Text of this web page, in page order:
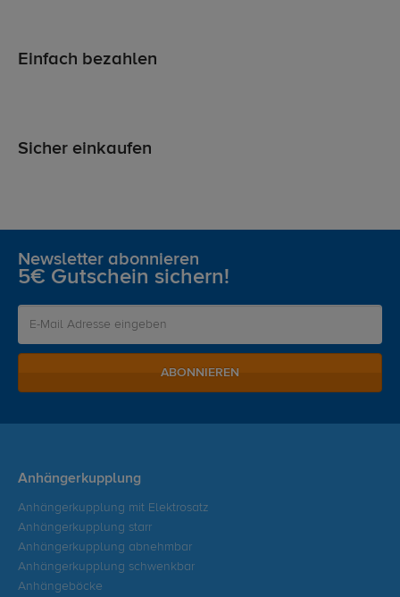
Einfach bezahlen
Sicher einkaufen
Newsletter abonnieren
5€ Gutschein sichern!
ABONNIEREN
Anhängerkupplung
Anhängerkupplung mit Elektrosatz
Anhängerkupplung starr
Anhängerkupplung abnehmbar
Anhängerkupplung schwenkbar
Anhängeböcke